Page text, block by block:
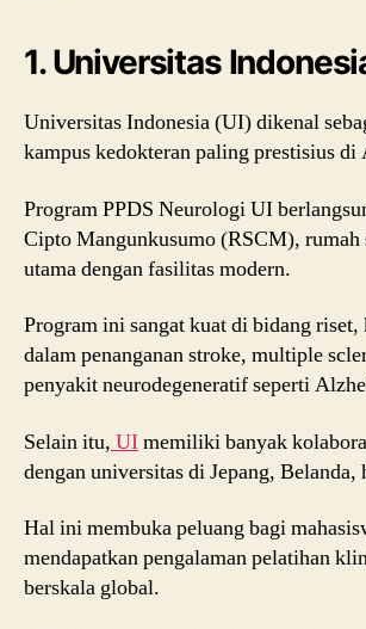
1. Universitas
Universitas Indonesia (UI) dikenal
kampus kedokteran paling prestisius di
Program PPDS Neurologi UI
Cipto Mangunkusumo (RSCM),
utama dengan fasilitas modern.
Program ini sangat kuat di bidang riset,
dalam penanganan stroke, multiple
penyakit neurodegeneratif seperti
Selain itu, UImemiliki banyak
dengan universitas di Jepang,
Hal ini membuka peluang bagi
mendapatkan pengalaman pelatihan
berskala global.